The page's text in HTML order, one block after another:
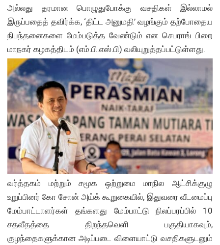
அல்லது தரமான பொழுதுபோக்கு வசதிகள் இல்லாமல்
இருப்பதைத் தவிர்க்க, ‘திட்ட அனுமதி’ வழங்கும் தற்போதைய
நிபந்தனைகளை மேம்படுத்த வேண்டும் என செபராங் பிறை
மாநகர் கழகத்திடம் (எம்.பி.எஸ்.பி) வலியுறுத்தப்பட்டுள்ளது.
வர்த்தகம் மற்றும் சமூக ஒற்றுமை மாநில ஆட்சிக்குழு
உறுப்பினர் கோ சோன் அய்க் கூறுகையில், இதுவரை வீடமைப்பு
மேம்பாட்டாளர்கள் தங்களது மேம்பாட்டு நிலப்பரப்பில் 10
சதவீதத்தை திறந்தவெளி பகுதியாகவும்,
குழந்தைகளுக்கான அடிப்படை விளையாட்டு வசதிகளுடனும்